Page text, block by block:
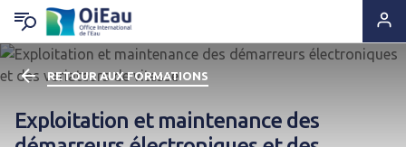
RETOUR QUI SOMMES-NOUS ?
Notre ADN
RETOUR EXPERTISES & SOLUTIONS
Solutions & Savoir-faire
RETOUR OUTILS & RESSOURCES
Lettres d'information
RETOUR ACTUS & PRESSE
A la Une
RETOUR AUX FORMATIONS
Exploitation et maintenance des